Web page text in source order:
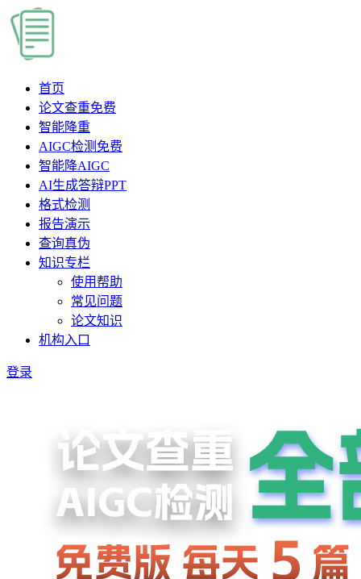
首页
论文查重免费
智能降重
AIGC检测 免费
智能降AIGC
AI生成答辩PPT
格式检测
报告演示
查询真伪
知识专栏
使用帮助
常见问题
论文知识
机构入口
登录